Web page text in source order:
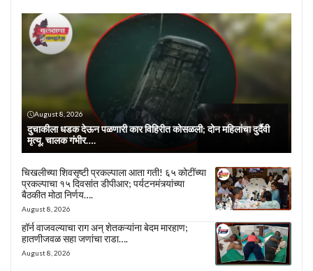
August 8, 2026
दुचाकीला धडक देऊन पळणारी कार विहिरीत कोसळली; दोन महिलांचा दुर्दैवी
मृत्यू, चालक गंभीर….
चिखलीच्या शिवसृष्टी प्रकल्पाला आता गती! ६५ कोटींच्या
प्रकल्पाचा १५ दिवसांत डीपीआर; पर्यटनमंत्र्यांच्या
बैठकीत मोठा निर्णय….
August 8, 2026
हॉर्न वाजवल्याचा राग अन् शेतकऱ्यांना बेदम मारहाण;
हातणीजवळ सहा जणांचा राडा….
August 8, 2026